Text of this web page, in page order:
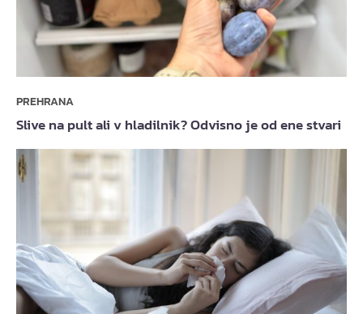
PREHRANA
Slive na pult ali v hladilnik? Odvisno je od ene stvari